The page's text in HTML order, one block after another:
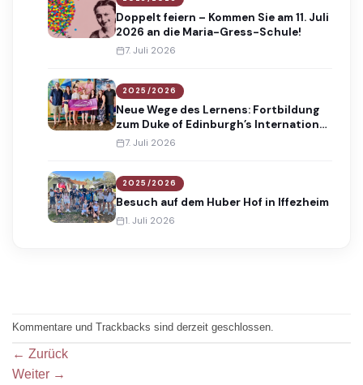
Doppelt feiern – Kommen Sie am 11. Juli
2026 an die Maria-Gress-Schule!
7. Juli 2026
2025/2026
Neue Wege des Lernens: Fortbildung
zum Duke of Edinburgh’s International
Award
7. Juli 2026
2025/2026
Besuch auf dem Huber Hof in Iffezheim
1. Juli 2026
Kommentare und Trackbacks sind derzeit geschlossen.
← Zurück
Weiter →